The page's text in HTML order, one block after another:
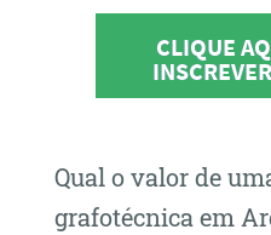
CLIQUE
Qual o valor de
grafotécnica em